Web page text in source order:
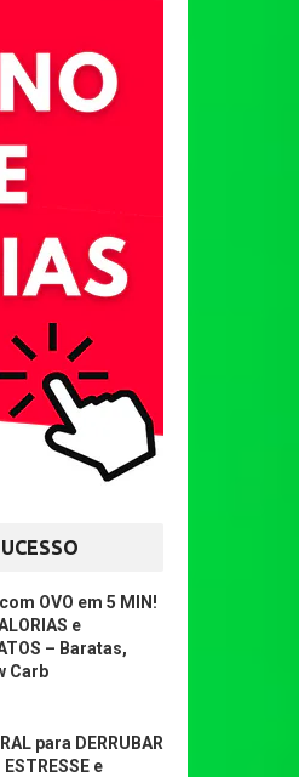
OVO em 5 MIN!
e
– Baratas,
Carb
para DERRUBAR
e